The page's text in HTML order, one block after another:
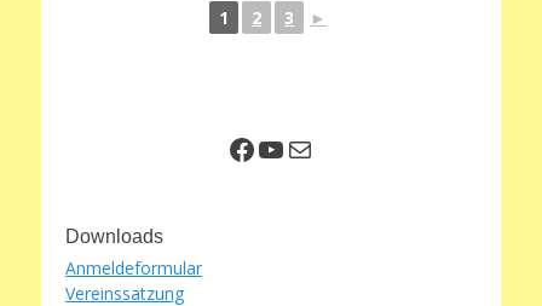
1 2 3 ►
Facebook
YouTube
E-Mail
Downloads
Anmeldeformular
Vereinssatzung